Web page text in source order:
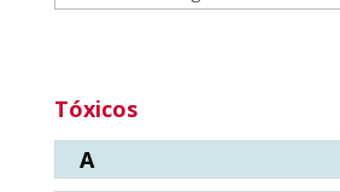
Tóxicos
A